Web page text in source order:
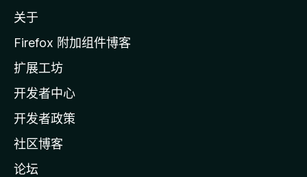
i
l
a
主
页
关于
Firefox 附加组件博客
扩展工坊
开发者中心
开发者政策
社区博客
论坛